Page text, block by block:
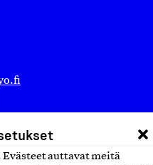
auttavat meitä